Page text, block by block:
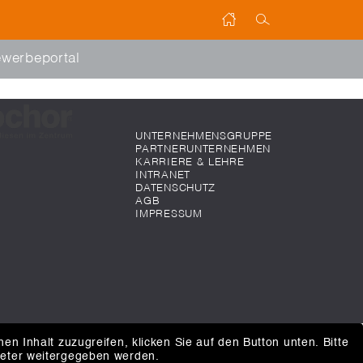
UNTERNEHMENSGRUPPE
PARTNERUNTERNEHMEN
KARRIERE & LEHRE
INTRANET
DATENSCHUTZ
AGB
IMPRESSUM
Inhalt zuzugreifen, klicken Sie auf den Button unten. Bitte
weitergegeben werden.